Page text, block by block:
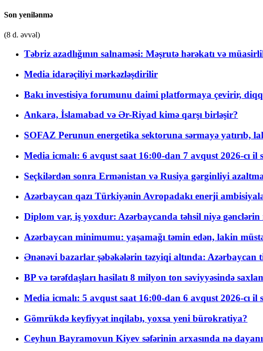
Son yenilənmə
(8 d. əvvəl)
Təbriz azadlığının salnaməsi: Məşrutə hərəkatı və
Media idarəçiliyi mərkəzləşdirilir
Bakı investisiya forumunu daimi platformaya çevirir,
Ankara, İslamabad və Ər-Riyad kimə qarşı birləşir?
SOFAZ Perunun energetika sektoruna sərmayə yatırıb,
Media icmalı: 6 avqust saat 16:00-dan 7 avqust 2026-cı il
Seçkilərdən sonra Ermənistan və Rusiya gərginliyi
Azərbaycan qazı Türkiyənin Avropadakı enerji
Diplom var, iş yoxdur: Azərbaycanda təhsil niyə
Azərbaycan minimumu: yaşamağı təmin edən, lakin
Ənənəvi bazarlar şəbəkələrin təzyiqi altında: Azərbaycan
BP və tərəfdaşları hasilatı 8 milyon ton səviyyəsində
Media icmalı: 5 avqust saat 16:00-dan 6 avqust 2026-cı il
Gömrükdə keyfiyyət inqilabı, yoxsa yeni bürokratiya?
Ceyhun Bayramovun Kiyev səfərinin arxasında nə